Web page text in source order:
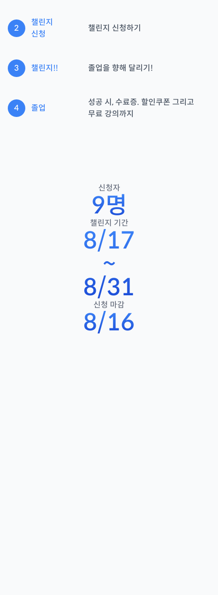
2
챌린지
신청
챌린지 신청하기
3 챌린지!! 졸업을 향해 달리기!
4 졸업
성공 시, 수료증. 할인쿠폰 그리고
무료 강의까지
신청자
9명
챌린지 기간
8/17
~
8/31
신청 마감
8/16